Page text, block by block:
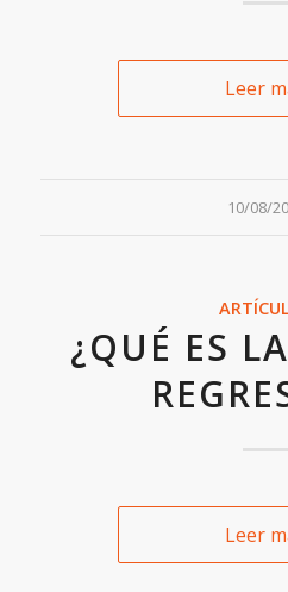
Leer
10/08/
¿QUÉ ES
Leer